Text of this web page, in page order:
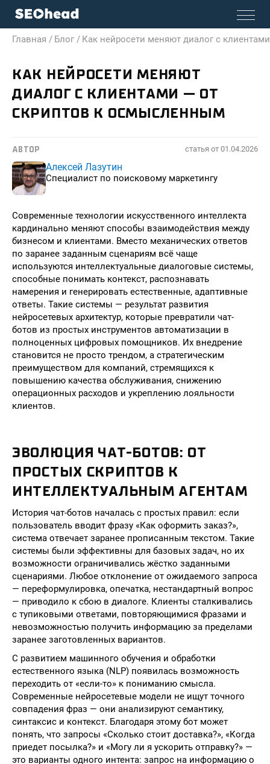
Главная / Блог / Как нейросети меняют диалог с
КАК НЕЙРОСЕТИ МЕНЯЮТ
ДИАЛОГ С КЛИЕНТАМИ — ОТ
СКРИПТОВ К ОСМЫСЛЕННЫМ
АВТОР статья от 01.04.2026
Алексей Лазутин
Специалист по поисковому маркетингу
Современные технологии искусственного интеллекта
кардинально меняют способы взаимодействия между
бизнесом и клиентами. Вместо механических ответов
по заранее заданным сценариям всё чаще
используются интеллектуальные диалоговые системы,
способные понимать контекст, распознавать
намерения и генерировать естественные, адаптивные
ответы. Такие системы — результат развития
нейросетевых архитектур, которые превратили чат-
ботов из простых инструментов автоматизации в
полноценных цифровых помощников. Их внедрение
становится не просто трендом, а стратегическим
преимуществом для компаний, стремящихся к
повышению качества обслуживания, снижению
операционных расходов и укреплению лояльности
клиентов.
ЭВОЛЮЦИЯ ЧАТ-БОТОВ: ОТ
ПРОСТЫХ СКРИПТОВ К
ИНТЕЛЛЕКТУАЛЬНЫМ АГЕНТАМ
История чат-ботов началась с простых правил: если
пользователь вводит фразу «Как оформить заказ?»,
система отвечает заранее прописанным текстом. Такие
системы были эффективны для базовых задач, но их
возможности ограничивались жёстко заданными
сценариями. Любое отклонение от ожидаемого запроса
— переформулировка, опечатка, нестандартный вопрос
— приводило к сбою в диалоге. Клиенты сталкивались
с тупиковыми ответами, повторяющимися фразами и
невозможностью получить информацию за пределами
заранее заготовленных вариантов.
С развитием машинного обучения и обработки
естественного языка (NLP) появилась возможность
переходить от «если-то» к пониманию смысла.
Современные нейросетевые модели не ищут точного
совпадения фраз — они анализируют семантику,
синтаксис и контекст. Благодаря этому бот может
понять, что запросы «Сколько стоит доставка?», «Когда
приедет посылка?» и «Могу ли я ускорить отправку?» —
это варианты одного интента: запрос на информацию о